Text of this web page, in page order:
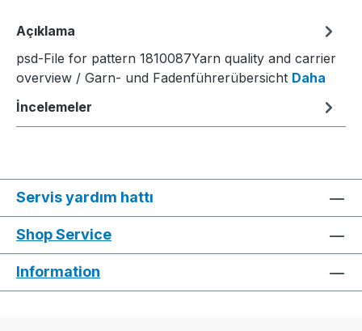
Açıklama
psd-File for pattern 1810087Yarn quality and carrier
overview / Garn- und Fadenführerübersicht Daha
İncelemeler
Servis yardım hattı
Shop Service
Information